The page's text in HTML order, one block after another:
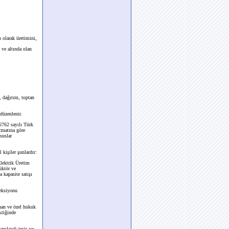
olarak üretimini,
altında olan
toptan
sayılı Türk
göre
kişiler şunlardır:
Üretim
ve
satışı
ve özel hukuk